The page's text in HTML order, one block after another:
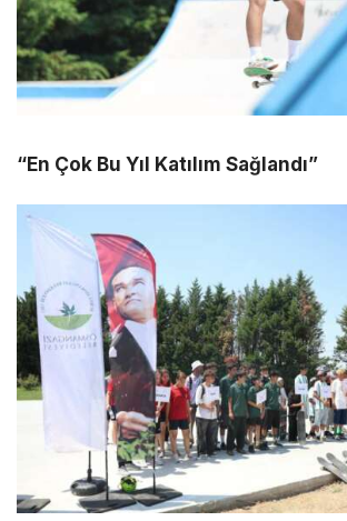
“En Çok Bu Yıl Katılım Sağlandı”